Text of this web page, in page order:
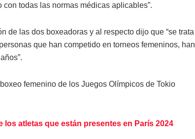
todas las normas médicas aplicables”.
de las dos boxeadoras y al respecto dijo que “se trata
que han competido en torneos femeninos, han
femenino de los Juegos Olímpicos de Tokio
los atletas que están presentes en París 2024